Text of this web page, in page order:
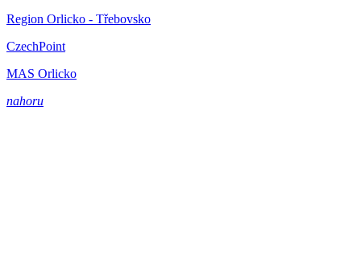
Region Orlicko - Třebovsko
CzechPoint
MAS Orlicko
nahoru